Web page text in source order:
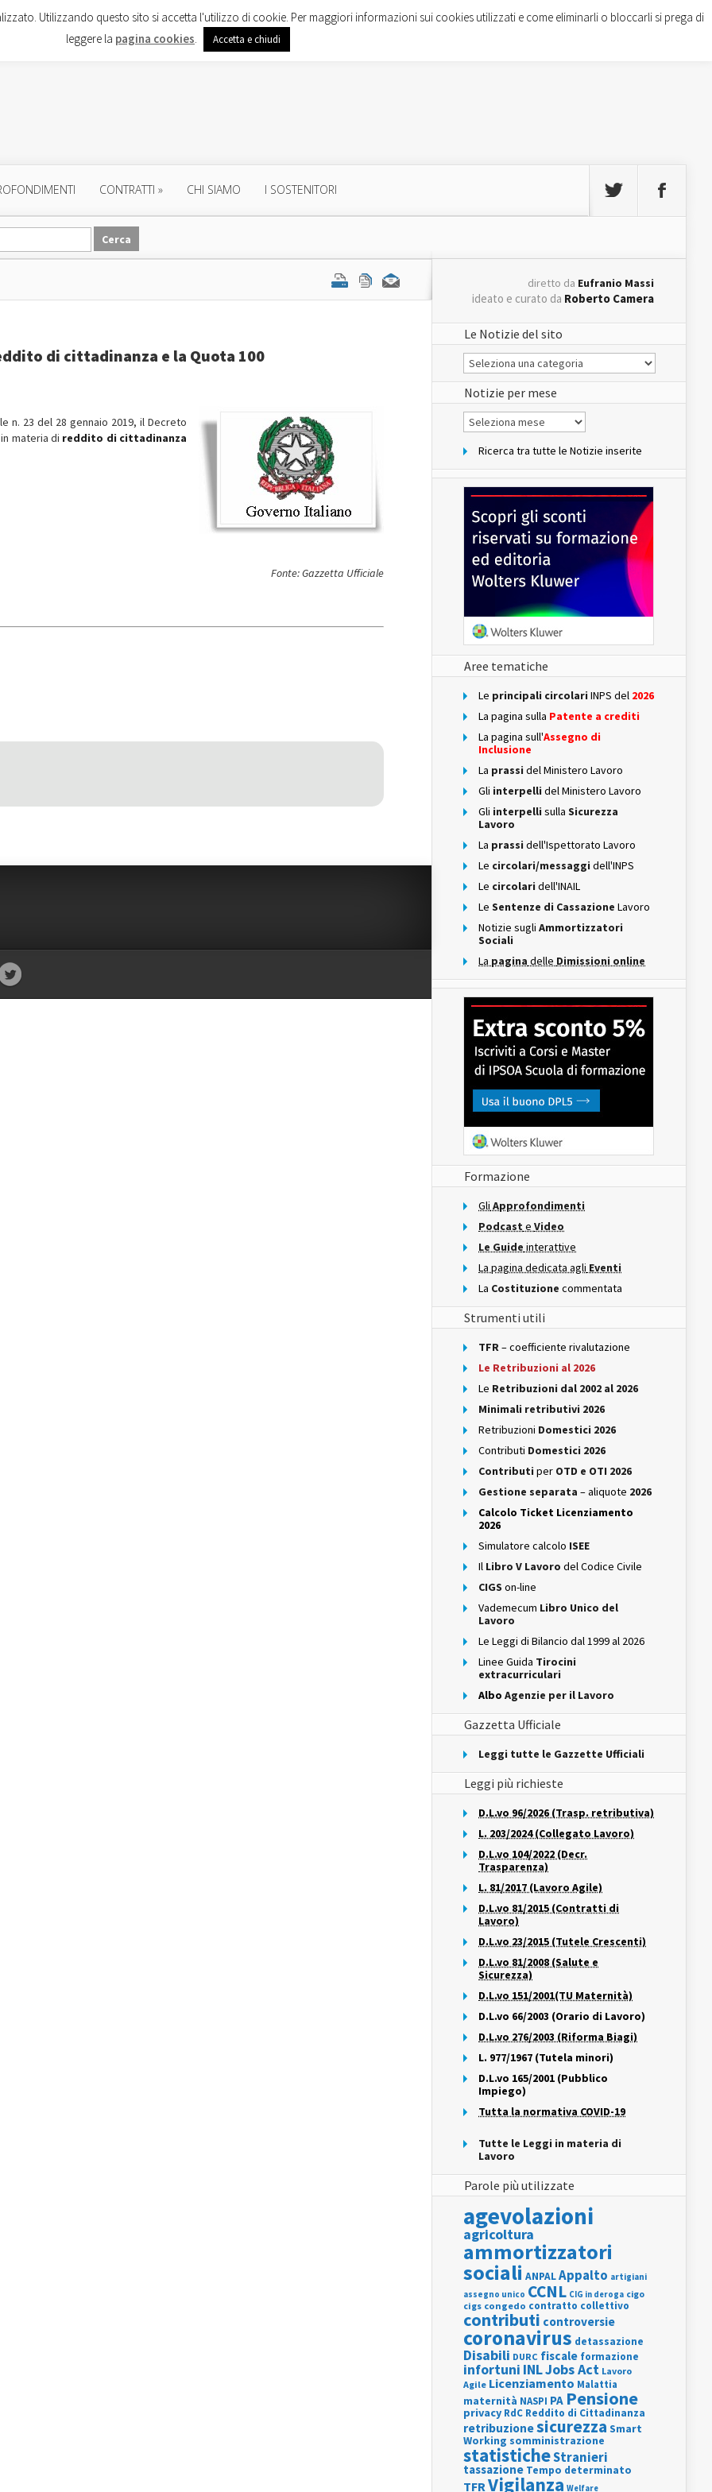
CONTRATTI » CHI SIAMO I SOSTENITORI
di cittadinanza e la Quota 100
n. 23 del 28 gennaio 2019, il Decreto
materia di reddito di cittadinanza
Fonte: Gazzetta Ufficiale
diretto da Eufranio Massi
ideato e curato da Roberto Camera
Le Notizie del sito
Le
Notizie
del
sito
Notizie per mese
Notizie
per
Ricerca tra tutte le Notizie inserite
Aree tematiche
Le principali circolari INPS del 2026
La pagina sulla Patente a crediti
La pagina sull'Assegno di
Inclusione
La prassi del Ministero Lavoro
Gli interpelli del Ministero Lavoro
Gli interpelli sulla Sicurezza
Lavoro
La prassi dell'Ispettorato Lavoro
Le circolari/messaggi dell'INPS
Le circolari dell'INAIL
Le Sentenze di Cassazione Lavoro
Notizie sugli Ammortizzatori
Sociali
La pagina delle Dimissioni online
Formazione
Gli Approfondimenti
Podcast e Video
Le Guide interattive
La pagina dedicata agli Eventi
La Costituzione commentata
Strumenti utili
TFR– coefficiente rivalutazione
Le Retribuzioni al 2026
Le Retribuzioni dal 2002 al 2026
Minimali retributivi 2026
Retribuzioni Domestici 2026
Contributi Domestici 2026
Contributi per OTD e OTI 2026
Gestione separata – aliquote 2026
Calcolo Ticket Licenziamento
2026
Simulatore calcolo ISEE
Il Libro V Lavoro del Codice Civile
CIGS on-line
Vademecum Libro Unico del
Lavoro
Le Leggi di Bilancio dal 1999 al 2026
Linee Guida Tirocini
extracurriculari
Albo Agenzie per il Lavoro
Gazzetta Ufficiale
Leggi tutte le Gazzette Ufficiali
Leggi più richieste
D.L.vo 96/2026 (Trasp. retributiva)
L. 203/2024 (Collegato Lavoro)
D.L.vo 104/2022 (Decr.
Trasparenza)
L. 81/2017 (Lavoro Agile)
D.L.vo 81/2015 (Contratti di
Lavoro)
D.L.vo 23/2015 (Tutele Crescenti)
D.L.vo 81/2008 (Salute e
Sicurezza)
D.L.vo 151/2001(TU Maternità)
D.L.vo 66/2003 (Orario di Lavoro)
D.L.vo 276/2003 (Riforma Biagi)
L. 977/1967 (Tutela minori)
D.L.vo 165/2001 (Pubblico
Impiego)
Tutta la normativa COVID-19
Tutte le Leggi in materia di
Lavoro
Parole più utilizzate
agevolazioni
agricoltura
ammortizzatori
sociali ANPALAppalto artigiani
assegno unico CCNL CIG in deroga cigo
cigs congedo contratto collettivo
contributi controversie
coronavirus detassazione
Disabili DURC fiscale formazione
infortuni INLJobs Act Lavoro
Agile Licenziamento Malattia
maternità NASPI PA Pensione
privacy RdC Reddito di Cittadinanza
retribuzionesicurezza Smart
Working somministrazione
statisticheStranieri
tassazione Tempo determinato
TFRVigilanza Welfare
Utilizzando questo sito si accetta l'utilizzo di cookie. Per maggiori informazioni sui cookies utilizzati e come eliminarli o bloccarli si prega di
leggere la pagina cookies. Accetta e chiudi